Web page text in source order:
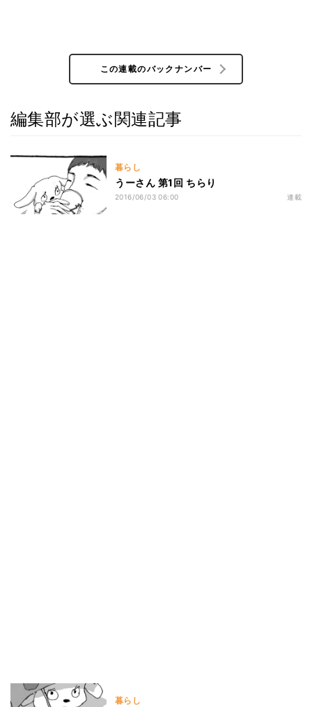
この連載のバックナンバー
編集部が選ぶ関連記事
暮らし
うーさん 第1回 ちらり
2016/06/03 06:00 連載
暮らし